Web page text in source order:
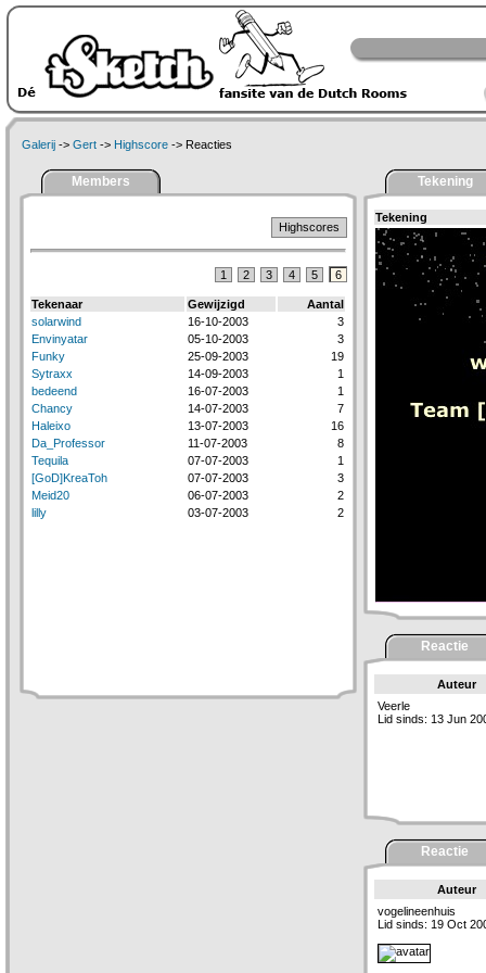
Galerij -> Gert -> Highscore -> Reacties
Members
Highscores
1 2 3 4 5 6
Tekenaar Gewijzigd
Aantal
solarwind
16-10-2003
3
Envinyatar
05-10-2003
3
Funky
25-09-2003
19
Sytraxx
14-09-2003
1
bedeend
16-07-2003
1
Chancy
14-07-2003
7
Haleixo
13-07-2003
16
Da_Professor
11-07-2003
8
Tequila
07-07-2003
1
[GoD]KreaToh
07-07-2003
3
Meid20
06-07-2003
2
lilly
03-07-2003 2
Tekening
Tekening
Reactie
Auteur
Veerle
Lid sinds: 13 Jun
Reactie
Auteur
vogelineenhuis
Lid sinds: 19 Oct